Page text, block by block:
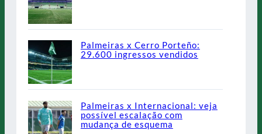
Palmeiras x Cerro Porteño:
29.600 ingressos vendidos
Palmeiras x Internacional: veja
possível escalação com
mudança de esquema